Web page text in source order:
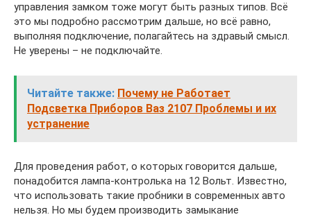
управления замком тоже могут быть разных типов. Всё
это мы подробно рассмотрим дальше, но всё равно,
выполняя подключение, полагайтесь на здравый смысл.
Не уверены – не подключайте.
Читайте также: Почему не Работает
Подсветка Приборов Ваз 2107 Проблемы и их
устранение
Для проведения работ, о которых говорится дальше,
понадобится лампа-контролька на 12 Вольт. Известно,
что использовать такие пробники в современных авто
нельзя. Но мы будем производить замыкание